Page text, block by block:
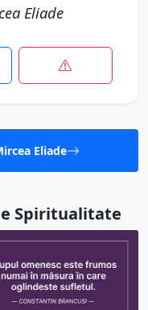
Eliade
Eliade
Spiritualitate